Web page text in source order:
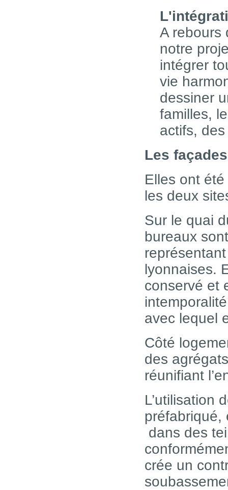
A rebours
notre
intégrer
vie
dessiner
familles,
actifs,
Les façades
Elles ont
les deux
Sur le quai
bureaux
lyonnaises.
conservé et
avec lequel
Côté
des
réunifiant
L’utilisation
préfabriqué,
dans des
crée un